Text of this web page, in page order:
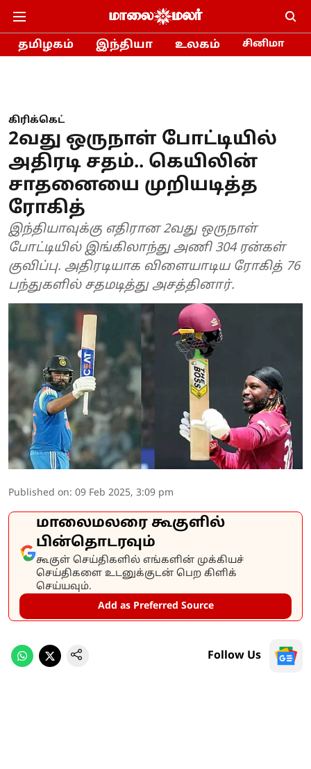
தமிழகம் இந்தியா உலகம் சினிமா
கிரிக்கெட்
2வது ஒருநாள் போட்டியில்
அதிரடி சதம்.. கெயிலின்
சாதனையை முறியடித்த
ரோகித்
இந்தியாவுக்கு எதிரான 2வது ஒருநாள்
போட்டியில் இங்கிலாந்து அணி 304 ரன்கள்
குவிப்பு. அதிரடியாக விளையாடிய ரோகித் 76
பந்துகளில் சதமடித்து அசத்தினார்.
Published on: 09 Feb 2025, 3:09 pm
மாலைமலரை கூகுளில்
பின்தொடரவும்
கூகுள் செய்திகளில் எங்களின் முக்கியச்
செய்திகளை உடனுக்குடன் பெற கிளிக்
செய்யவும்.
Add as Preferred Source
Follow Us